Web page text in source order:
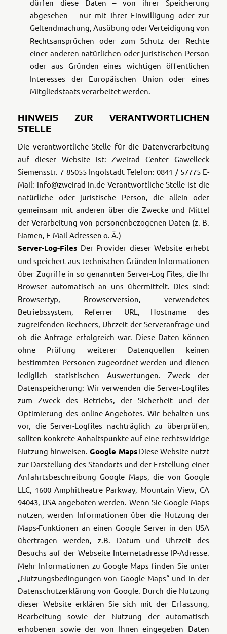
dürfen diese Daten – von ihrer Speicherung
abgesehen – nur mit Ihrer Einwilligung oder zur
Geltendmachung, Ausübung oder Verteidigung von
Rechtsansprüchen oder zum Schutz der Rechte
einer anderen natürlichen oder juristischen Person
oder aus Gründen eines wichtigen öffentlichen
Interesses der Europäischen Union oder eines
Mitgliedstaats verarbeitet werden.
HINWEIS ZUR VERANTWORTLICHEN
STELLE
Die verantwortliche Stelle für die Datenverarbeitung
auf dieser Website ist: Zweirad Center Gawelleck
Siemensstr. 7 85055 IngolstadtTelefon: 0841 / 57775E-
Mail: info@zweirad-in.de Verantwortliche Stelle ist die
natürliche oder juristische Person, die allein oder
gemeinsam mit anderen über die Zwecke und Mittel
der Verarbeitung von personenbezogenen Daten (z. B.
Namen, E-Mail-Adressen o. Ä.)
Server-Log-Files Der Provider dieser Website erhebt
und speichert aus technischen Gründen Informationen
über Zugriffe in so genannten Server-Log Files, die Ihr
Browser automatisch an uns übermittelt. Dies sind:
Browsertyp, Browserversion, verwendetes
Betriebssystem, Referrer URL, Hostname des
zugreifenden Rechners, Uhrzeit der Serveranfrage und
ob die Anfrage erfolgreich war. Diese Daten können
ohne Prüfung weiterer Datenquellen keinen
bestimmten Personen zugeordnet werden und dienen
lediglich statistischen Auswertungen. Zweck der
Datenspeicherung: Wir verwenden die Server-Logfiles
zum Zweck des Betriebs, der Sicherheit und der
Optimierung des online-Angebotes. Wir behalten uns
vor, die Server-Logfiles nachträglich zu überprüfen,
sollten konkrete Anhaltspunkte auf eine rechtswidrige
Nutzung hinweisen. Google Maps Diese Website nutzt
zur Darstellung des Standorts und der Erstellung einer
Anfahrtsbeschreibung Google Maps, die von Google
LLC, 1600 Amphitheatre Parkway, Mountain View, CA
94043, USA angeboten werden. Wenn Sie Google Maps
nutzen, werden Informationen über die Nutzung der
Maps-Funktionen an einen Google Server in den USA
übertragen werden, z.B. Datum und Uhrzeit des
Besuchs auf der Webseite Internetadresse IP-Adresse.
Mehr Informationen zu Google Maps finden Sie unter
„Nutzungsbedingungen von Google Maps“ und in der
Datenschutzerklärung von Google. Durch die Nutzung
dieser Website erklären Sie sich mit der Erfassung,
Bearbeitung sowie der Nutzung der automatisch
erhobenen sowie der von Ihnen eingegeben Daten